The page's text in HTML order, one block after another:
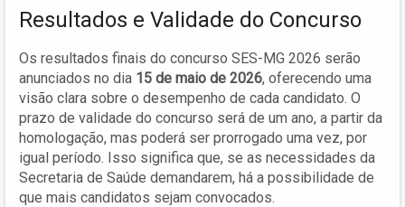
Resultados e Validade do Concurso
Os resultados finais do concurso SES-MG 2026 serão
anunciados no dia 15 de maio de 2026, oferecendo uma
visão clara sobre o desempenho de cada candidato. O
prazo de validade do concurso será de um ano, a partir da
homologação, mas poderá ser prorrogado uma vez, por
igual período. Isso significa que, se as necessidades da
Secretaria de Saúde demandarem, há a possibilidade de
que mais candidatos sejam convocados.